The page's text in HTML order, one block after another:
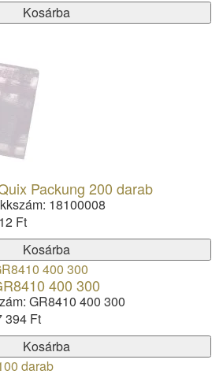
Kosárba
Packung 200 darab
18100008
Ft
Kosárba
400 300
GR8410 400 300
394 Ft
Kosárba